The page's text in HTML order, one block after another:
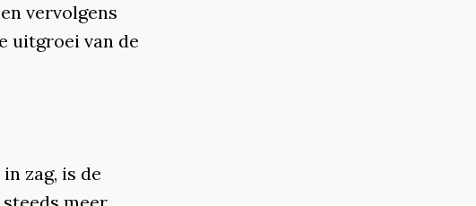
vervolgens
uitgroei van de
zag, is de